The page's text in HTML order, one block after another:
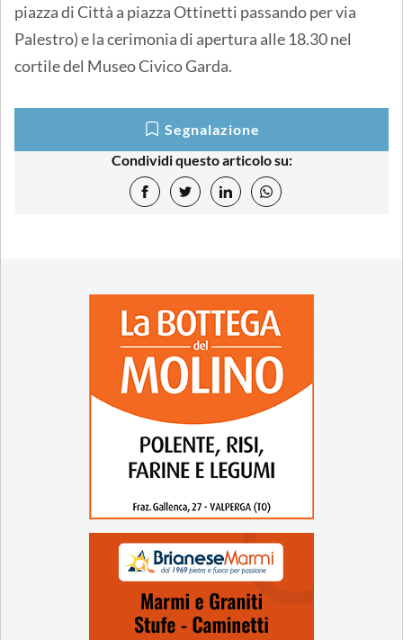
piazza di Città a piazza Ottinetti passando per via
Palestro) e la cerimonia di apertura alle 18.30 nel
cortile del Museo Civico Garda.
Segnalazione
Condividi questo articolo su: